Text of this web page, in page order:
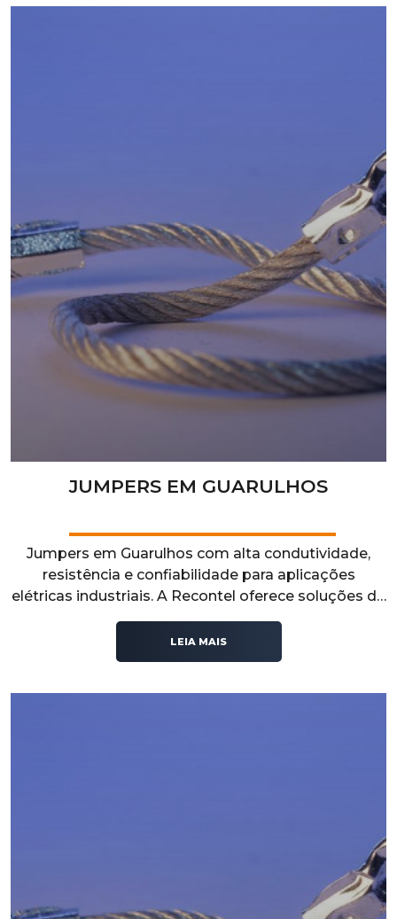
JUMPERS EM GUARULHOS
Jumpers em Guarulhos com alta condutividade,
resistência e confiabilidade para aplicações
elétricas industriais. A Recontel oferece soluções de
qualidade que garantem conexões seguras.
LEIA MAIS